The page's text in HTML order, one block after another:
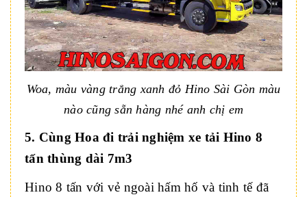
Woa, màu vàng trắng xanh đỏ Hino Sài Gòn màu
nào cũng sẵn hàng nhé anh chị em
5. Cùng Hoa đi trải nghiệm xe tải Hino 8
tấn thùng dài 7m3
Hino 8 tấn với vẻ ngoài hấm hố và tinh tế đã